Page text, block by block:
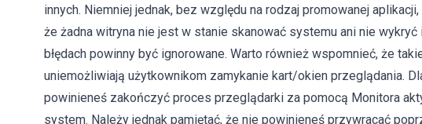
innych. Niemniej jednak, bez względu na rodzaj promowanej
że żadna witryna nie jest w stanie skanować systemu ani nie
błędach powinny być ignorowane. Warto również wspomnieć, że
uniemożliwiają użytkownikom zamykanie kart/okien przeglądania.
powinieneś zakończyć proces przeglądarki za pomocą Monitora
system. Należy jednak pamiętać, że nie powinieneś przywracać